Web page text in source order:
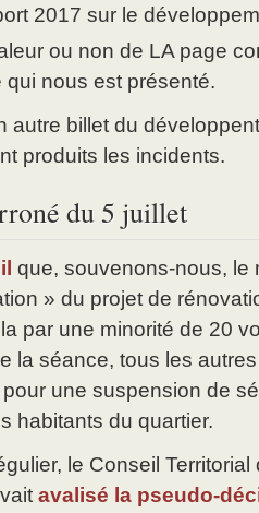
2017 sur le
ou non de LA page
qui nous est présenté.
autre billet du
produits les incidents.
du 5 juillet
que, souvenons-nous, le
» du projet de
par une minorité de 20
la séance, tous les
une suspension de
habitants du quartier.
le Conseil Territorial
avalisé la pseudo-